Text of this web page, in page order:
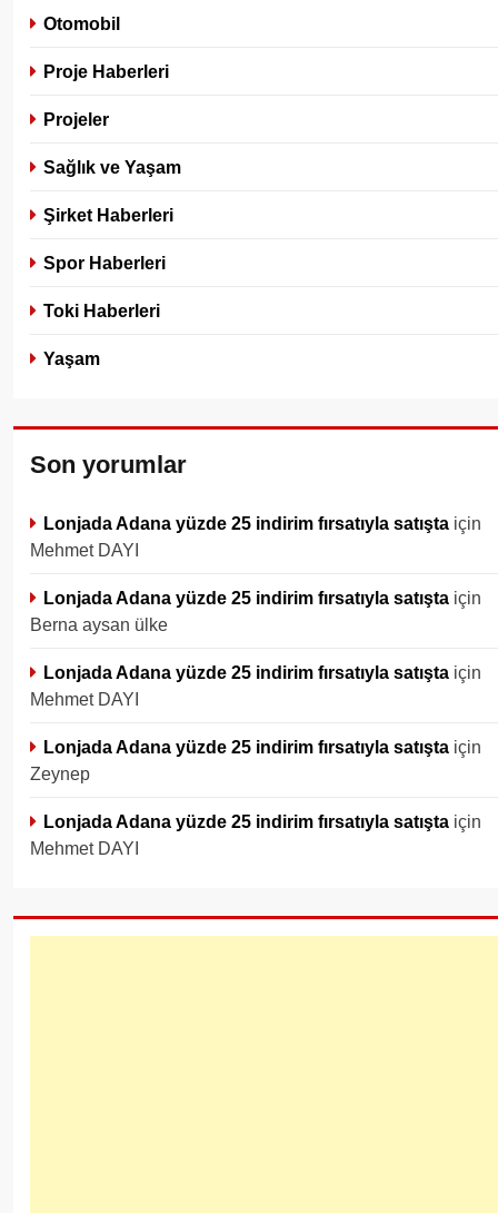
Otomobil
Proje Haberleri
Projeler
Sağlık ve Yaşam
Şirket Haberleri
Spor Haberleri
Toki Haberleri
Yaşam
Son yorumlar
Lonjada Adana yüzde 25 indirim fırsatıyla satışta için
Mehmet DAYI
Lonjada Adana yüzde 25 indirim fırsatıyla satışta için
Berna aysan ülke
Lonjada Adana yüzde 25 indirim fırsatıyla satışta için
Mehmet DAYI
Lonjada Adana yüzde 25 indirim fırsatıyla satışta için
Zeynep
Lonjada Adana yüzde 25 indirim fırsatıyla satışta için
Mehmet DAYI